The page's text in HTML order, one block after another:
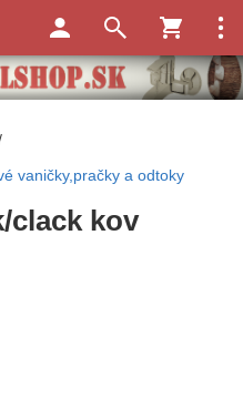
vaničky,pračky a odtoky
clack kov